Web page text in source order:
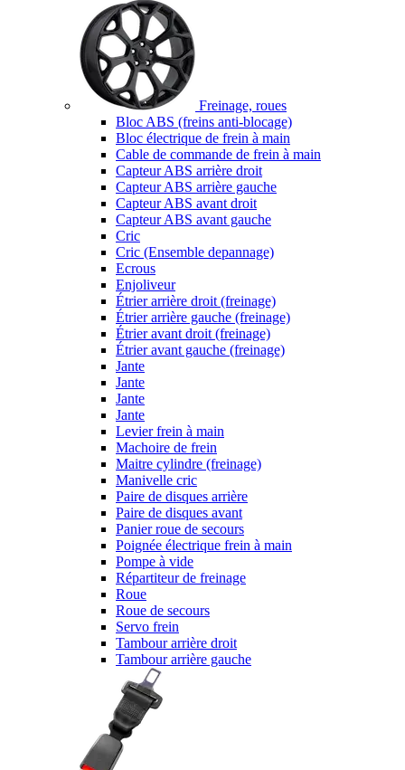
Freinage, roues
Bloc ABS (freins anti-blocage)
Bloc électrique de frein à main
Cable de commande de frein à main
Capteur ABS arrière droit
Capteur ABS arrière gauche
Capteur ABS avant droit
Capteur ABS avant gauche
Cric
Cric (Ensemble depannage)
Ecrous
Enjoliveur
Étrier arrière droit (freinage)
Étrier arrière gauche (freinage)
Étrier avant droit (freinage)
Étrier avant gauche (freinage)
Jante
Jante
Jante
Jante
Levier frein à main
Machoire de frein
Maitre cylindre (freinage)
Manivelle cric
Paire de disques arrière
Paire de disques avant
Panier roue de secours
Poignée électrique frein à main
Pompe à vide
Répartiteur de freinage
Roue
Roue de secours
Servo frein
Tambour arrière droit
Tambour arrière gauche